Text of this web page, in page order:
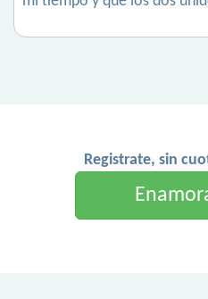
Registrate, sin